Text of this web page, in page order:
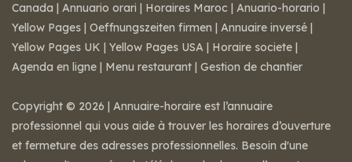
Canada | Annuario orari | Horaires Maroc | Anuario-horario |
Yellow Pages | Oeffnungszeiten firmen | Annuaire inversé |
Yellow Pages UK | Yellow Pages USA | Horaire societe |
Agenda en ligne | Menu restaurant | Gestion de chantier
Copyright © 2026 | Annuaire-horaire est l’annuaire
professionnel qui vous aide à trouver les horaires d’ouverture
et fermeture des adresses professionnelles. Besoin d'une